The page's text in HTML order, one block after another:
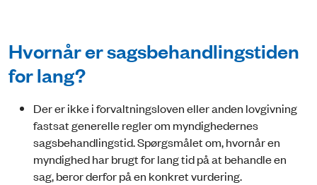
Hvornår er sagsbehandlingstiden
for lang?
Der er ikke i forvaltningsloven eller anden lovgivning
fastsat generelle regler om myndighedernes
sagsbehandlingstid. Spørgsmålet om, hvornår en
myndighed har brugt for lang tid på at behandle en
sag, beror derfor på en konkret vurdering.